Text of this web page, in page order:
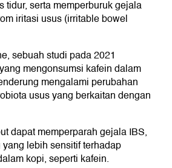
tidur, serta memperburuk gejala
iritasi usus (irritable bowel
sebuah studi pada 2021
mengonsumsi kafein dalam
mengalami perubahan
usus yang berkaitan dengan
dapat memperparah gejala IBS,
lebih sensitif terhadap
kopi, seperti kafein.